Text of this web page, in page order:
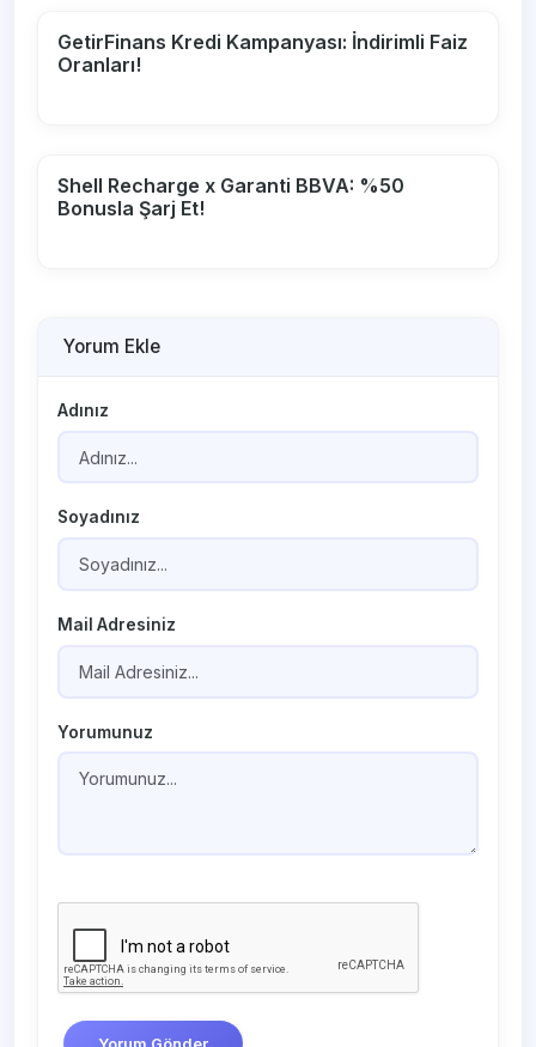
GetirFinans Kredi Kampanyası: İndirimli Faiz
Oranları!
Shell Recharge x Garanti BBVA: %50
Bonusla Şarj Et!
Yorum Ekle
Adınız
Soyadınız
Mail Adresiniz
Yorumunuz